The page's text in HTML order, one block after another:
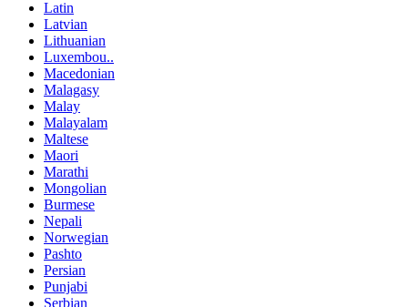
Latin
Latvian
Lithuanian
Luxembou..
Macedonian
Malagasy
Malay
Malayalam
Maltese
Maori
Marathi
Mongolian
Burmese
Nepali
Norwegian
Pashto
Persian
Punjabi
Serbian